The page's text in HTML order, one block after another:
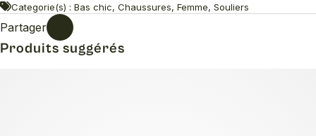
Categorie(s) : Bas chic, Chaussures, Femme, Souliers
Partager
Produits suggérés